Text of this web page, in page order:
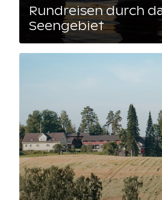
Rundreisen durch
Seengebiet